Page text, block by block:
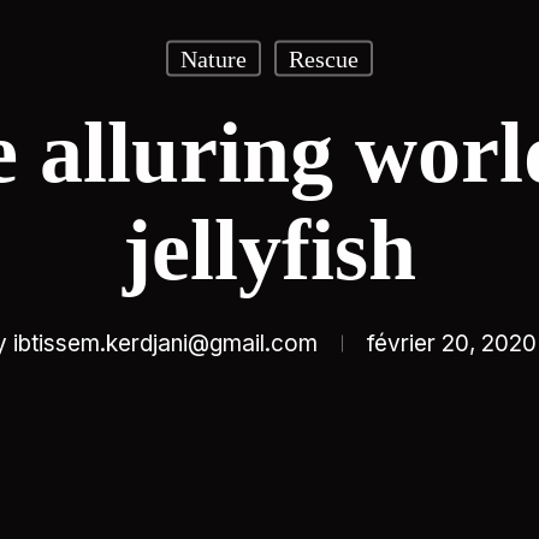
Nature Rescue
alluring
jellyfish
ibtissem.kerdjani@gmail.com février 20, 2020